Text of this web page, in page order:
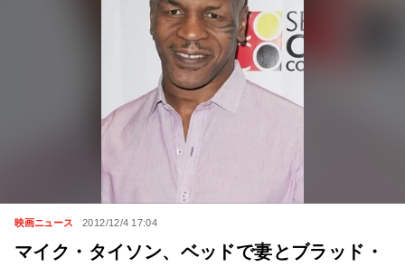
映画ニュース 2012/12/4 17:04
マイク・タイソン、ベッドで妻とブラッド・